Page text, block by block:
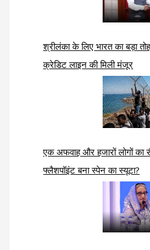
श्रीलंका के लिए भारत का बड़ा
क्रेडिट लाइन की मिली मंजूर
एक अफवाह और हजारों लोगों का
फ्लैशपॉइंट बना स्पेन का स्यूटा?